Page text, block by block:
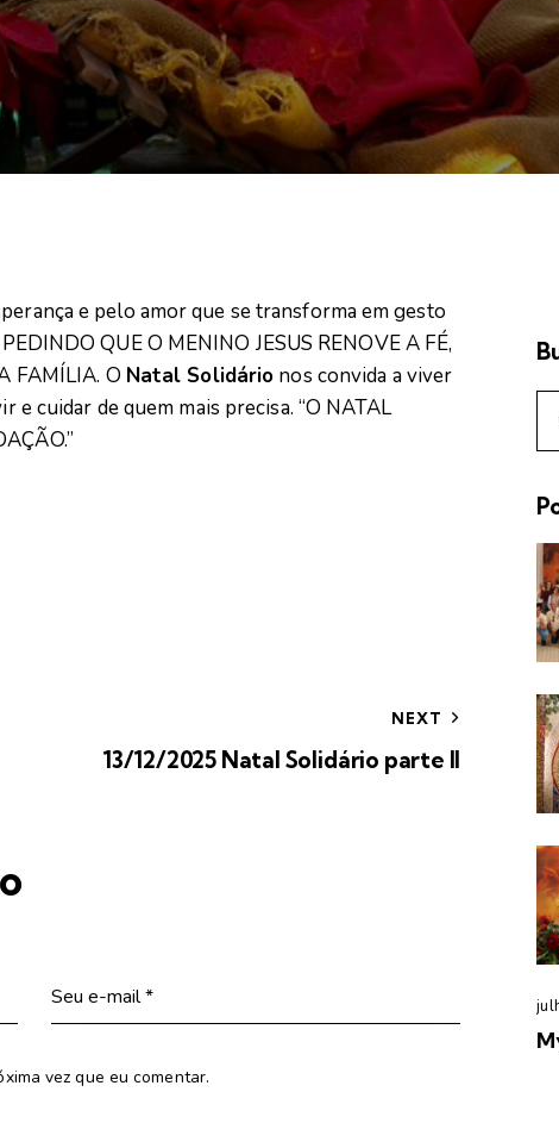
e pelo amor que se transforma em gesto
QUE O MENINO JESUS RENOVE A FÉ,
FAMÍLIA. O Natal Solidário nos convida a viver
cuidar de quem mais precisa. “O NATAL
NEXT
13/12/2025 Natal Solidário parte II
vez que eu comentar.